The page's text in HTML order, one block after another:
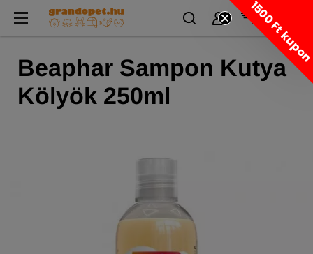
Beaphar Sampon Kutya
Kölyök 250ml
1500 Ft